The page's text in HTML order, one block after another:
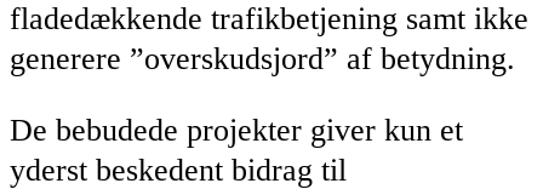
fladedækkende trafikbetjening samt ikke
generere ”overskudsjord” af betydning.
De bebudede projekter giver kun et
yderst beskedent bidrag til